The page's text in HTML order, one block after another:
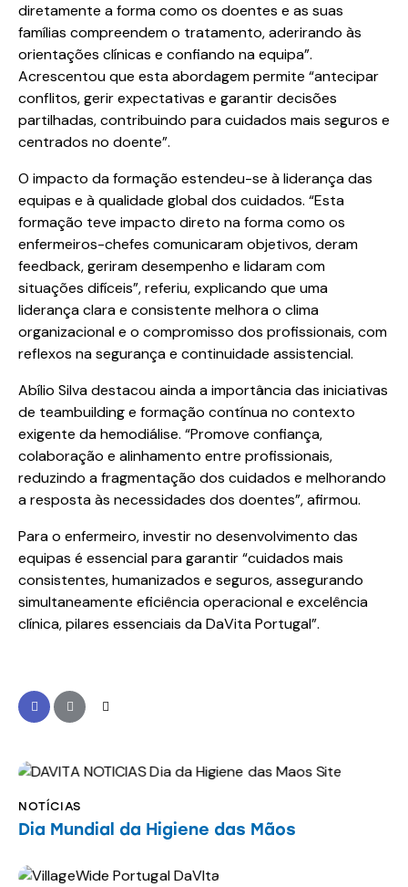
diretamente a forma como os doentes e as suas
famílias compreendem o tratamento, aderirando às
orientações clínicas e confiando na equipa”.
Acrescentou que esta abordagem permite “antecipar
conflitos, gerir expectativas e garantir decisões
partilhadas, contribuindo para cuidados mais seguros e
centrados no doente”.
O impacto da formação estendeu-se à liderança das
equipas e à qualidade global dos cuidados. “Esta
formação teve impacto direto na forma como os
enfermeiros-chefes comunicaram objetivos, deram
feedback, geriram desempenho e lidaram com
situações difíceis”, referiu, explicando que uma
liderança clara e consistente melhora o clima
organizacional e o compromisso dos profissionais, com
reflexos na segurança e continuidade assistencial.
Abílio Silva destacou ainda a importância das iniciativas
de teambuilding e formação contínua no contexto
exigente da hemodiálise. “Promove confiança,
colaboração e alinhamento entre profissionais,
reduzindo a fragmentação dos cuidados e melhorando
a resposta às necessidades dos doentes”, afirmou.
Para o enfermeiro, investir no desenvolvimento das
equipas é essencial para garantir “cuidados mais
consistentes, humanizados e seguros, assegurando
simultaneamente eficiência operacional e excelência
clínica, pilares essenciais da DaVita Portugal”.
NOTÍCIAS
Dia Mundial da Higiene das Mãos